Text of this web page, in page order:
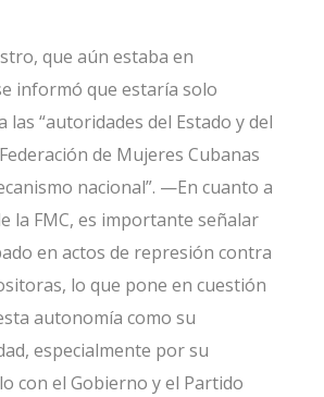
que aún estaba en
informó que estaría solo
las “autoridades del Estado y del
de Mujeres Cubanas
nacional”. —En cuanto a
la FMC, es importante señalar
en actos de represión contra
lo que pone en cuestión
autonomía como su
especialmente por su
con el Gobierno y el Partido